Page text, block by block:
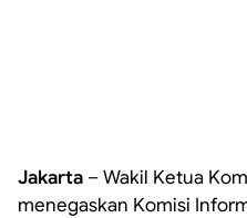
Jakarta – Wakil Ketua
menegaskan Komisi